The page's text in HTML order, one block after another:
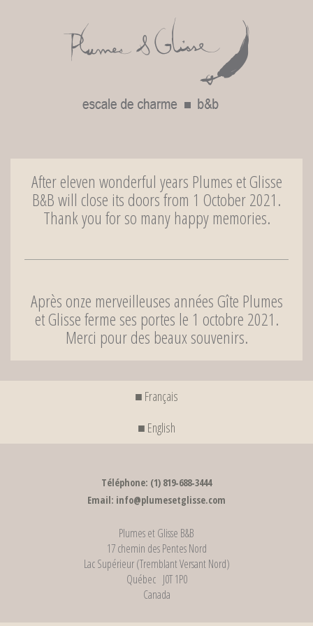
After eleven wonderful years Plumes et Glisse
B&B will close its doors from 1 October 2021.
Thank you for so many happy memories.
Après onze merveilleuses années Gîte Plumes
et Glisse ferme ses portes le 1 octobre 2021.
Merci pour des beaux souvenirs.
■ Français
■ English
Téléphone: (1) 819‐688‐3444
Email: info@plumesetglisse.com
Plumes et Glisse B&B
17 chemin des Pentes Nord
Lac Supérieur (Tremblant Versant Nord)
Québec J0T 1P0
Canada